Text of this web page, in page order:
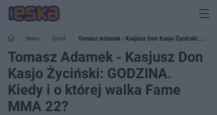
News Sport
Tomasz Adamek - Kasjusz Don Kasjo Życiński:
GODZINA. Kiedy i o której walka Fame MMA 22?
Tomasz Adamek - Kasjusz Don
Kasjo Życiński: GODZINA.
Kiedy i o której walka Fame
MMA 22?